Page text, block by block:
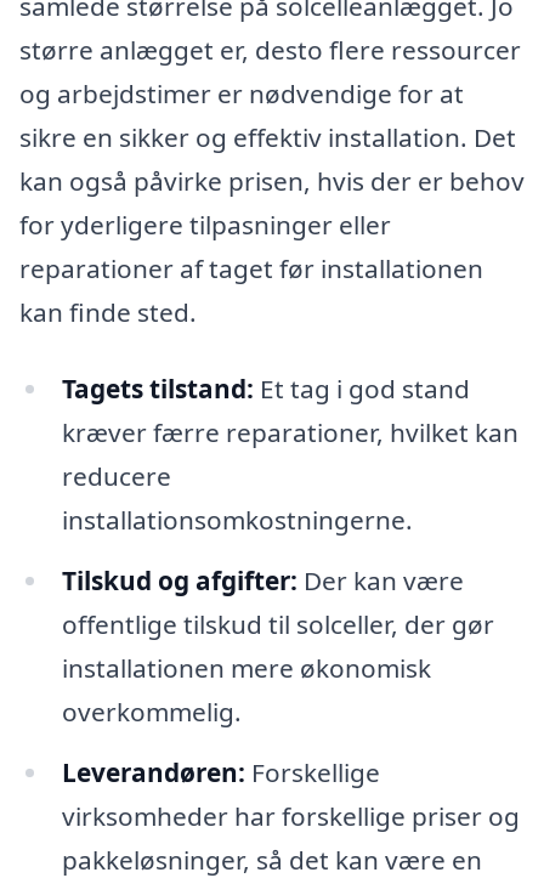
større anlægget er, desto flere ressourcer
og arbejdstimer er nødvendige for at
sikre en sikker og effektiv installation. Det
kan også påvirke prisen, hvis der er behov
for yderligere tilpasninger eller
reparationer af taget før installationen
kan finde sted.
Tagets tilstand: Et tag i god stand
kræver færre reparationer, hvilket kan
reducere
installationsomkostningerne.
Tilskud og afgifter: Der kan være
offentlige tilskud til solceller, der gør
installationen mere økonomisk
overkommelig.
Leverandøren: Forskellige
virksomheder har forskellige priser og
pakkeløsninger, så det kan være en